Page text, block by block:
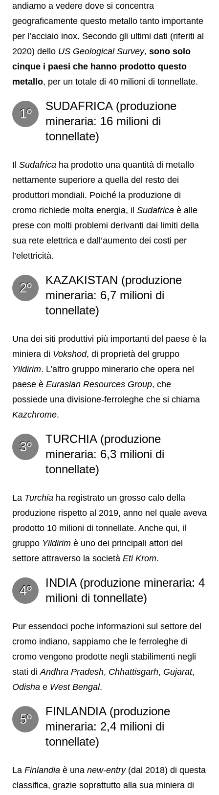
andiamo a vedere dove si concentra
geograficamente questo metallo tanto importante
per l’acciaio inox. Secondo gli ultimi dati (riferiti al
2020) dello US Geological Survey, sono solo
cinque i paesi che hanno prodotto questo
metallo, per un totale di 40 milioni di tonnellate.
1º
SUDAFRICA (produzione
mineraria: 16 milioni di
tonnellate)
Il Sudafrica ha prodotto una quantità di metallo
nettamente superiore a quella del resto dei
produttori mondiali. Poiché la produzione di
cromo richiede molta energia, il Sudafrica è alle
prese con molti problemi derivanti dai limiti della
sua rete elettrica e dall’aumento dei costi per
l’elettricità.
2º
KAZAKISTAN (produzione
mineraria: 6,7 milioni di
tonnellate)
Una dei siti produttivi più importanti del paese è la
miniera di Vokshod, di proprietà del gruppo
Yildirim. L’altro gruppo minerario che opera nel
paese è Eurasian Resources Group, che
possiede una divisione-ferroleghe che si chiama
Kazchrome.
3º
TURCHIA (produzione
mineraria: 6,3 milioni di
tonnellate)
La Turchia ha registrato un grosso calo della
produzione rispetto al 2019, anno nel quale aveva
prodotto 10 milioni di tonnellate. Anche qui, il
gruppo Yildirim è uno dei principali attori del
settore attraverso la società Eti Krom.
4º
INDIA (produzione mineraria: 4
milioni di tonnellate)
Pur essendoci poche informazioni sul settore del
cromo indiano, sappiamo che le ferroleghe di
cromo vengono prodotte negli stabilimenti negli
stati di Andhra Pradesh, Chhattisgarh, Gujarat,
Odisha e West Bengal.
5º
FINLANDIA (produzione
mineraria: 2,4 milioni di
tonnellate)
La Finlandia è una new-entry(dal 2018) di questa
classifica, grazie soprattutto alla sua miniera di